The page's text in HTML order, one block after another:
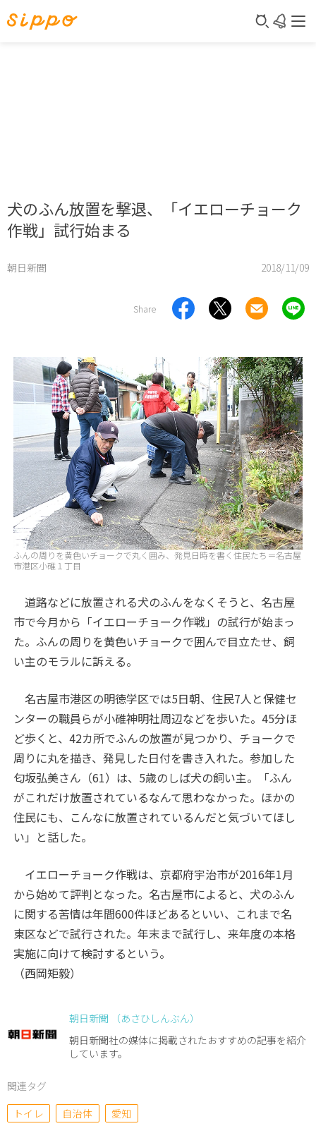
犬のふん放置を撃退、「イエローチョーク
作戦」試行始まる
朝日新聞 2018/11/09
Share
ふんの周りを黄色いチョークで丸く囲み、発見日時を書く住民たち＝名古屋
市港区小碓１丁目
道路などに放置される犬のふんをなくそうと、名古屋
市で今月から「イエローチョーク作戦」の試行が始まっ
た。ふんの周りを黄色いチョークで囲んで目立たせ、飼
い主のモラルに訴える。
名古屋市港区の明徳学区では5日朝、住民7人と保健セ
ンターの職員らが小碓神明社周辺などを歩いた。45分ほ
ど歩くと、42カ所でふんの放置が見つかり、チョークで
周りに丸を描き、発見した日付を書き入れた。参加した
匂坂弘美さん（61）は、5歳のしば犬の飼い主。「ふん
がこれだけ放置されているなんて思わなかった。ほかの
住民にも、こんなに放置されているんだと気づいてほし
い」と話した。
イエローチョーク作戦は、京都府宇治市が2016年1月
から始めて評判となった。名古屋市によると、犬のふん
に関する苦情は年間600件ほどあるといい、これまで名
東区などで試行された。年末まで試行し、来年度の本格
実施に向けて検討するという。
（西岡矩毅）
朝日新聞 （あさひしんぶん）
朝日新聞社の媒体に掲載されたおすすめの記事を紹介
しています。
関連タグ
トイレ
自治体 愛知